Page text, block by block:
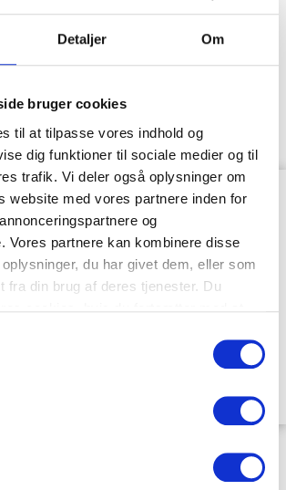
Detaljer Om
bruger cookies
til at tilpasse vores indhold og
dig funktioner til sociale medier og til
trafik. Vi deler også oplysninger om
website med vores partnere inden for
og
Vores partnere kan kombinere disse
du har givet dem, eller som
fra din brug af deres tjenester. Du
formularen og så er værktøjet dit.
du tænker om det!
Innohow
kontaktoplysninger, for at vi kan kontakte dig
til enhver tid afmelde dig disse meddelelser.
privatpraksis, kan du læse vores